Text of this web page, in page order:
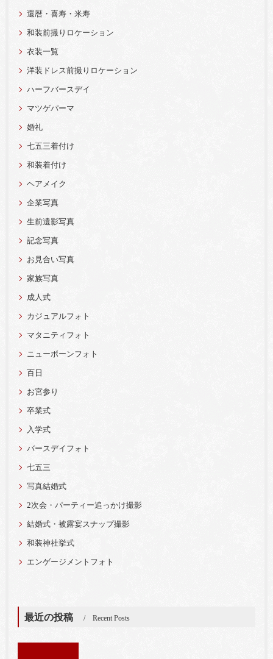
還暦・喜寿・米寿
和装前撮りロケーション
衣装一覧
洋装ドレス前撮りロケーション
ハーフバースデイ
マツゲパーマ
婚礼
七五三着付け
和装着付け
ヘアメイク
企業写真
生前遺影写真
記念写真
お見合い写真
家族写真
成人式
カジュアルフォト
マタニティフォト
ニューボーンフォト
百日
お宮参り
卒業式
入学式
バースデイフォト
七五三
写真結婚式
2次会・パーティー追っかけ撮影
結婚式・被露宴スナップ撮影
和装神社挙式
エンゲージメントフォト
最近の投稿 Recent Posts